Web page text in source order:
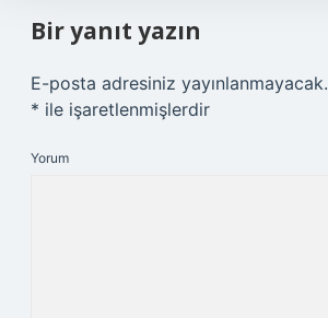
Bir yanıt yazın
E-posta adresiniz yayınlanmayacak.
* ile işaretlenmişlerdir
Yorum